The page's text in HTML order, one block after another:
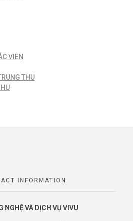
VIÊN
THU
INFORMATION
NGHỆ VÀ DỊCH VỤ VIVU